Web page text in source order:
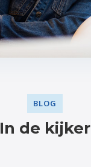
BLOG
In de kijker